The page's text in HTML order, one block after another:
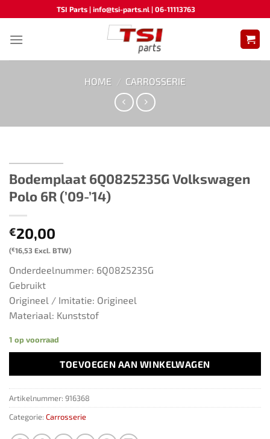
naar
inhoud
TSI Parts | info@tsi-parts.nl | 06-11113763
HOME / CARROSSERIE
Bodemplaat 6Q0825235G Volkswagen
Polo 6R (’09-’14)
€20,00
(€16,53 Excl. BTW)
Onderdeelnummer: 6Q0825235G
Gebruikt
Origineel / Imitatie: Origineel
Materiaal: Kunststof
1 op voorraad
TOEVOEGEN AAN WINKELWAGEN
Artikelnummer: 916368
Categorie: Carrosserie